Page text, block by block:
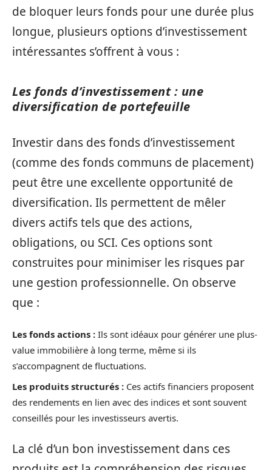
de bloquer leurs fonds pour une durée plus
longue, plusieurs options d’investissement
intéressantes s’offrent à vous :
Les fonds d’investissement : une
diversification de portefeuille
Investir dans des fonds d’investissement
(comme des fonds communs de placement)
peut être une excellente opportunité de
diversification. Ils permettent de mêler
divers actifs tels que des actions,
obligations, ou SCI. Ces options sont
construites pour minimiser les risques par
une gestion professionnelle. On observe
que :
Les fonds actions : Ils sont idéaux pour générer une plus-
value immobilière à long terme, même si ils
s’accompagnent de fluctuations.
Les produits structurés : Ces actifs financiers proposent
des rendements en lien avec des indices et sont souvent
conseillés pour les investisseurs avertis.
La clé d’un bon investissement dans ces